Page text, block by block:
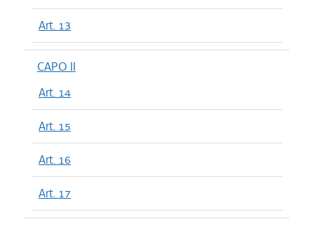
Art. 13
CAPO II
Art. 14
Art. 15
Art. 16
Art. 17